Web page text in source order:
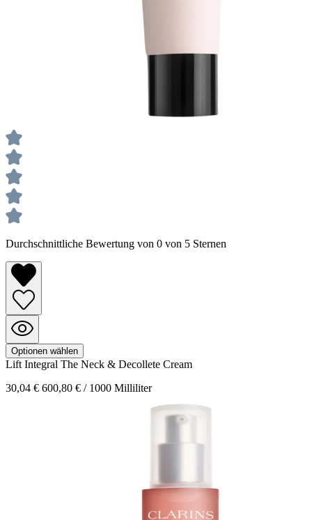
Durchschnittliche Bewertung von 0 von 5 Sternen
Optionen wählen
Lift Integral The Neck & Decollete Cream
30,04 € 600,80 € / 1000 Milliliter